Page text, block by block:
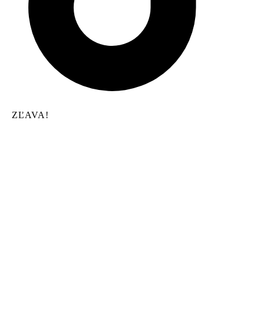
ZĽAVA!